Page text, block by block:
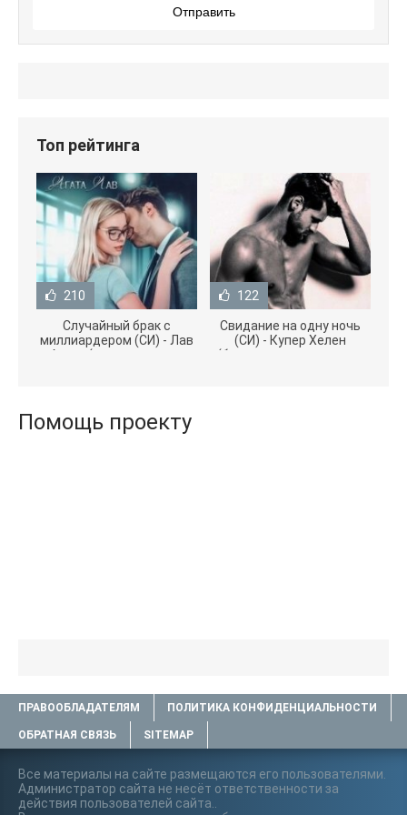
Отправить
Топ рейтинга
210
Случайный брак с
миллиардером (СИ) - Лав
Агата (полная версия
122
Свидание на одну ночь
(СИ) - Купер Хелен
(бесплатные серии книг
Помощь проекту
ПРАВООБЛАДАТЕЛЯМ ПОЛИТИКА КОНФИДЕНЦИАЛЬНОСТИ
ОБРАТНАЯ СВЯЗЬ SITEMAP
Все материалы на сайте размещаются его пользователями.
Администратор сайта не несёт ответственности за
действия пользователей сайта..